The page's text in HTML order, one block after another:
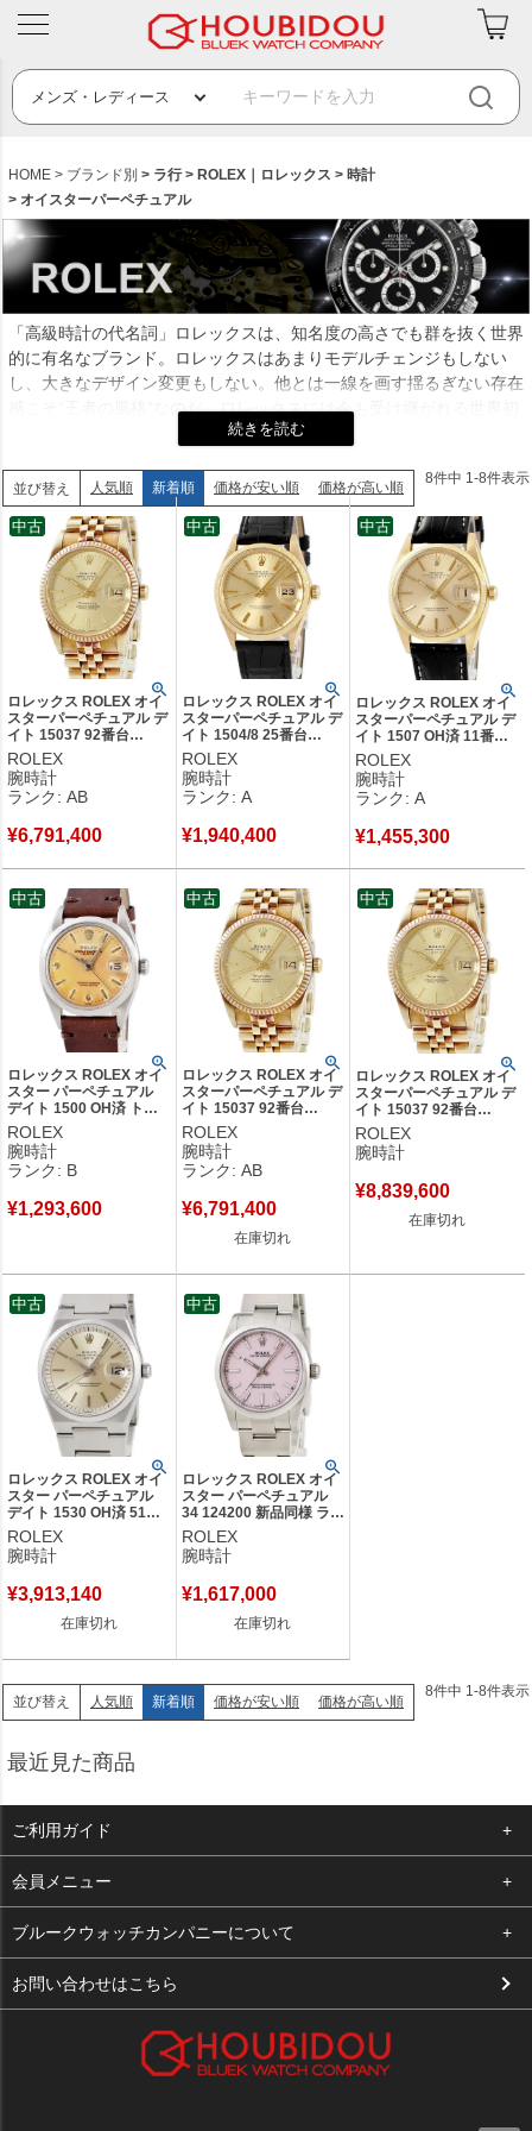
HOME ブランド別 ラ行 ROLEX｜ロレックス
時計
オイスターパーペチュアル
「高級時計の代名詞」ロレックスは、知名度の高さでも群を抜く世界
的に有名なブランド。ロレックスはあまりモデルチェンジもしない
し、大きなデザイン変更もしない。他とは一線を画す揺るぎない存在
感こそ“王者の風格”なのだ。ロレックスには今も受け継がれる世界初
の三大発明がある。完全防水の「オイスターケース」は1926年、巻
アル」は1931年、午前零時に日付が自動的に切り替わる「デイトジ
ャスト」は1945年の発明だ。現在も高度な技術力で次々と革新的な
機構を生み出すロレックスは品質も信頼も決して揺るがない資産価値
の高いブランドだ。
創業年：1905年
発祥地：スイス ジュネーブ
創業者：ハンス・ウイルスドルフ
並び替え 人気順 新着順 価格が安い順 価格が高い順
8件中 1-8件表示
ロレックス ROLEX オイ
スターパーペチュアル デ
イト 15037 92番台
K14YG無垢 ティファニ
ー Wネーム メンズ 腕時
計自動巻き ゴールド
【中古】中古品
ROLEX
腕時計
ランク: AB
¥6,791,400
中古
ロレックス ROLEX オイ
スターパーペチュアル デ
イト 1504/8 25番台
K18YG無垢 ヴィンテー
ジ モローベゼル メンズ
腕時計自動巻き ゴールド
【中古】中古美品
ROLEX
腕時計
ランク: A
¥1,940,400
中古
ロレックス ROLEX オイ
スターパーペチュアル デ
イト 1507 OH済 11番
K18YG無垢 アンティー
ク メンズ 腕時計自動巻き
ゴールド 【中古】中古美
品
ROLEX
腕時計
ランク: A
¥1,455,300
中古
ロレックス ROLEX オイ
スター パーペチュアル
デイト 1500 OH済 トロ
ピカル 5番台 ヴィンテー
ジ レトロ メンズ 腕時計
自動巻き ベージュ 【中
古】中古品
ROLEX
腕時計
ランク: B
¥1,293,600
中古
ロレックス ROLEX オイ
スターパーペチュアル デ
イト 15037 92番台
K14YG無垢 ティファニ
ー Wネーム メンズ 腕時
計自動巻き ゴールド
【中古】中古品
ROLEX
腕時計
ランク: AB
¥6,791,400
在庫切れ
中古
ロレックス ROLEX オイ
スターパーペチュアル デ
イト 15037 92番台
K14YG無垢 ティファニ
ー Wネーム メンズ 腕時
計自動巻き ゴールド 【中
ROLEX
腕時計
¥8,839,600
在庫切れ
中古
ロレックス ROLEX オイ
スター パーペチュアル
デイト 1530 OH済 51番
台 トリチウム ヴィンテ
ージ メンズ 腕時計自動
巻き ゴールド 【中古】
ROLEX
腕時計
¥3,913,140
在庫切れ
中古
ロレックス ROLEX オイ
スター パーペチュアル
34 124200 新品同様 ラン
ダム番 キャンディピンク
レディース 腕時計自動巻
き ピンク 【中古】
ROLEX
腕時計
¥1,617,000
在庫切れ
中古
並び替え 人気順 新着順 価格が安い順 価格が高い順
8件中 1-8件表示
最近見た商品
ご利用ガイド
よくある質問
支払い・送料
お客様の声
会員メニュー
ログイン
お気に入り
ブルークウォッチカンパニーについて
会社概要
お問い合わせはこちら